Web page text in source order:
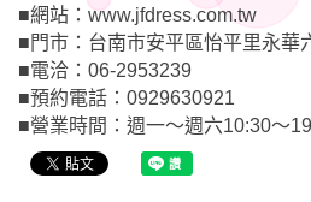
■網站：www.jfdress.com.tw
■門市：台南市安平區怡平里永華
■電洽：06-2953239
■預約電話：0929630921
■營業時間：週一～週六10:30～